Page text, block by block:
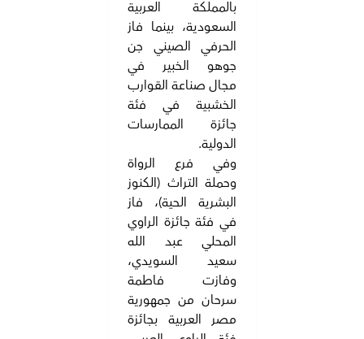
بالمملكة العربية
السعودية، بينما فاز
الحرفي الصيني جن
جوهو الخبير في
مجال صناعة القوارب
الخشبية في فئة
جائزة الممارسات
الدولية.
وفي فرع الرواة
وحملة التراث (الكنوز
البشرية الحية)، فاز
في فئة جائزة الراوي
المحلي عبد الله
سعيد السويدي،
وفازت فاطمة
سرحان من جمهورية
مصر العربية بجائزة